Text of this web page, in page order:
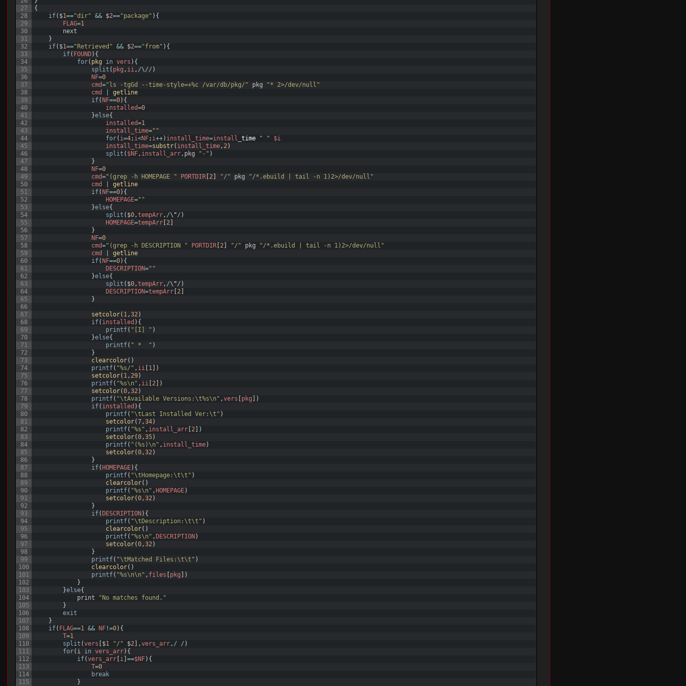
27
28
29
30
31
32
33
34
35
36
37
38
39
40
41
42
43
44
45
46
47
48
49
50
51
52
53
54
55
56
57
58
59
60
61
62
63
64
65
66
67
68
69
70
71
72
73
74
75
76
77
78
79
80
81
82
83
84
85
86
87
88
89
90
91
92
93
94
95
96
97
98
99
100
101
102
103
104
105
106
107
108
109
110
111
112
113
114
115
{
if( $1=="dir" && $2=="package" ) {
FLAG=1
next
}
if( $1=="Retrieved" && $2=="from" ) {
if( FOUND) {
for( pkg in vers ) {
split ( pkg , ii, /\// )
NF=0
cmd="ls -tgGd --time-style=+%c /var/db/pkg/" pkg
"* 2>/dev/null"
cmd
getline
if( NF==0) {
installed=0
}else{
installed=1
install_time=""
for( i=4; i<NF; i++) install_time=install _time " "
$i
install_time=substr( install_time, 2)
split ( $NF, install_arr, pkg "-" )
}
NF=0
cmd="(grep -h HOMEPAGE " PORTDIR 2 "/" pkg
"/*.ebuild | tail -n 1)2>/dev/null"
cmd
getline
if( NF==0) {
HOMEPAGE=""
}else{
split ( $0,tempArr, /\ "/ )
HOMEPAGE=tempArr 2
}
NF=0
cmd="(grep -h DESCRIPTION " PORTDIR 2 "/" pkg
"/*.ebuild | tail -n 1)2>/dev/null"
cmd
getline
if( NF==0) {
DESCRIPTION=""
}else{
split ( $0,tempArr, /\ "/ )
DESCRIPTION=tempArr 2
}
setcolor( 1,32)
if( installed ) {
printf( "[I] " )
}else{
printf( " *  " )
}
clearcolor( )
printf( "%s/" , ii 1
)
setcolor( 1, 29)
printf( "%s\n" , ii 2
)
setcolor(0,32)
printf( "\tAvailable Versions:\t%s\n" ,vers pkg
)
if( installed ) {
printf( "\tLast Installed Ver:\t" )
setcolor(7,34)
printf( "%s" , install_arr 2
)
setcolor(0,35)
printf( "(%s)\n" , install_time)
setcolor(0,32)
}
if( HOMEPAGE) {
printf( "\tHomepage:\t\t" )
clearcolor( )
printf( "%s\n" , HOMEPAGE)
setcolor(0,32)
}
if( DESCRIPTION ) {
printf( "\tDescription:\t\t" )
clearcolor( )
printf( "%s\n" , DESCRIPTION )
setcolor(0,32)
}
printf( "\tMatched Files:\t\t" )
clearcolor( )
printf( "%s\n\n" , files pkg
)
}
}else{
print
"No matches found."
}
exit
}
if( FLAG==1 && NF !=0) {
T=1
split (vers $1 "/" $2 ,vers_arr, / / )
for( i in vers_arr) {
if(vers_arr i ]==$NF) {
T=0
break
}